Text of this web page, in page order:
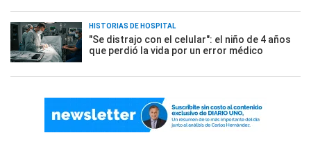
HISTORIAS DE HOSPITAL
"Se distrajo con el celular": el niño de 4 años
que perdió la vida por un error médico